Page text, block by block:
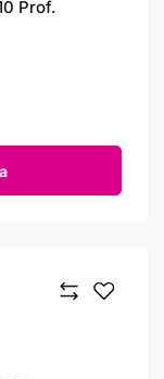
Prof.